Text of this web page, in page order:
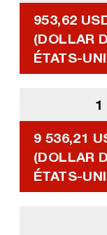
953,62
(DOLLAR
ÉTATS-
1
9 536,21
(DOLLAR
ÉTATS-